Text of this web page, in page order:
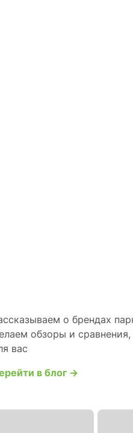
о брендах
обзоры и
вас
в блог →